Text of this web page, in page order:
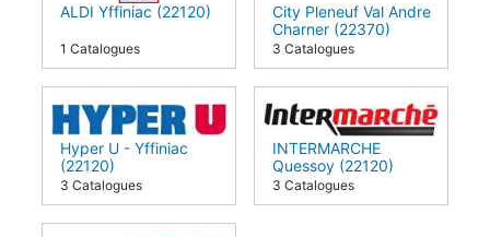
ALDI Yffiniac (22120)
1 Catalogues
City Pleneuf Val Andre
Charner (22370)
3 Catalogues
Hyper U - Yffiniac
(22120)
3 Catalogues
INTERMARCHE
Quessoy (22120)
3 Catalogues